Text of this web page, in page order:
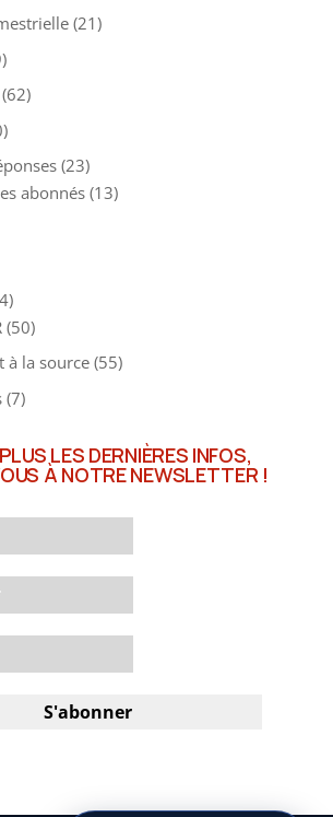
(21)
(23)
abonnés(13)
(50)
à la source(55)
(7)
LES DERNIÈRES INFOS,
À NOTRE NEWSLETTER !